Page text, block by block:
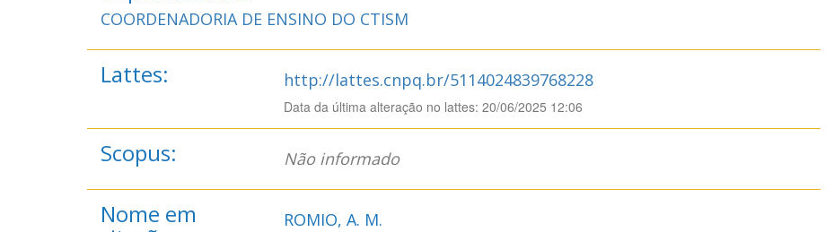
COORDENADORIA DE ENSINO DO CTISM
Lattes: http://lattes.cnpq.br/5114024839768228
Data da última alteração no lattes: 20/06/2025 12:06
Scopus: Não informado
Nome em ROMIO, A. M.